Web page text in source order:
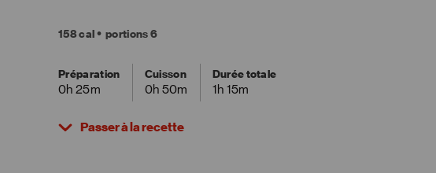
158 cal portions 6
Préparation
0h 25m
Cuisson
0h 50m
Durée totale
1h 15m
Passer à la recette